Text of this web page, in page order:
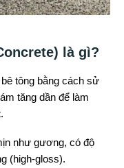
là gì?
tông bằng cách sử
tăng dần để làm
như gương, có độ
(high-gloss).